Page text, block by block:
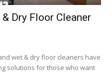
Dry Floor Cleaner
wet & dry floor cleaners have
solutions for those who want